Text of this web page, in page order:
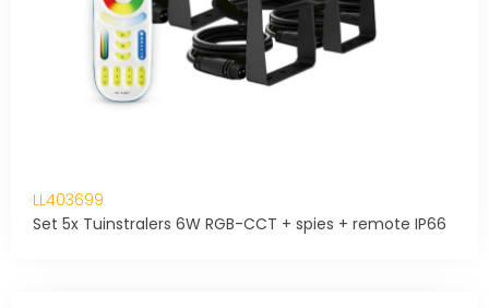
LL403699
Set 5x Tuinstralers 6W RGB-CCT + spies + remote IP66